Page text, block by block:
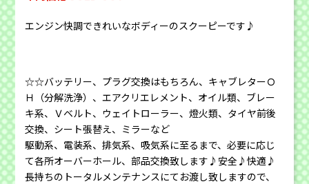
エンジン快調できれいなボディーのスクーピーです♪
☆☆バッテリー、プラグ交換はもちろん、キャブレターＯ
Ｈ（分解洗浄）、エアクリエレメント、オイル類、ブレー
キ系、Ｖベルト、ウェイトローラー、燈火類、タイヤ前後
交換、シート張替え、ミラーなど
駆動系、電装系、排気系、吸気系に至るまで、必要に応じ
て各所オーバーホール、部品交換致します♪安全♪快適♪
長持ちのトータルメンテナンスにてお渡し致しますので、